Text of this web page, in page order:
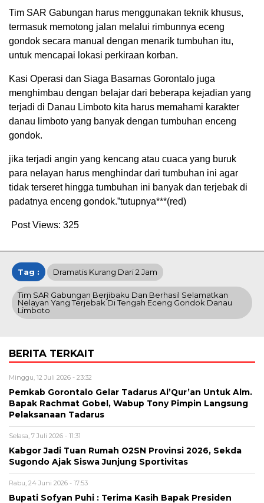
Tim SAR Gabungan harus menggunakan teknik khusus,
termasuk memotong jalan melalui rimbunnya eceng
gondok secara manual dengan menarik tumbuhan itu,
untuk mencapai lokasi perkiraan korban.
Kasi Operasi dan Siaga Basarnas Gorontalo juga
menghimbau dengan belajar dari beberapa kejadian yang
terjadi di Danau Limboto kita harus memahami karakter
danau limboto yang banyak dengan tumbuhan enceng
gondok.
jika terjadi angin yang kencang atau cuaca yang buruk
para nelayan harus menghindar dari tumbuhan ini agar
tidak terseret hingga tumbuhan ini banyak dan terjebak di
padatnya enceng gondok.”tutupnya***(red)
Post Views: 325
Tag : Dramatis Kurang Dari 2 Jam
Tim SAR Gabungan Berjibaku Dan Berhasil Selamatkan
Nelayan Yang Terjebak Di Tengah Eceng Gondok Danau
Limboto
BERITA TERKAIT
Minggu, 12 Juli 2026 - 23:32
Pemkab Gorontalo Gelar Tadarus Al’Qur’an Untuk Alm.
Bapak Rachmat Gobel, Wabup Tony Pimpin Langsung
Pelaksanaan Tadarus
Selasa, 7 Juli 2026 - 11:31
Kabgor Jadi Tuan Rumah O2SN Provinsi 2026, Sekda
Sugondo Ajak Siswa Junjung Sportivitas
Rabu, 24 Juni 2026 - 17:53
Bupati Sofyan Puhi : Terima Kasih Bapak Presiden